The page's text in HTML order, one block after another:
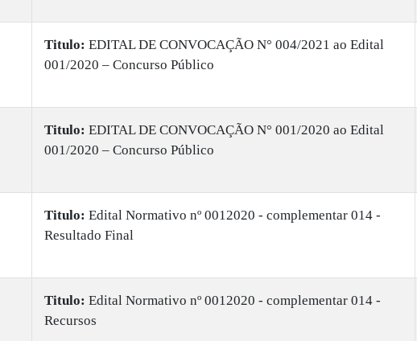
Titulo: EDITAL DE CONVOCAÇÃO N° 004/2021 ao Edital
001/2020 – Concurso Público
Titulo: ​EDITAL DE CONVOCAÇÃO N° 001/2020 ao Edital
001/2020 – Concurso Público
Titulo: Edital Normativo nº 0012020 - complementar 014 -
Resultado Final
Titulo: Edital Normativo nº 0012020 - complementar 014 -
Recursos